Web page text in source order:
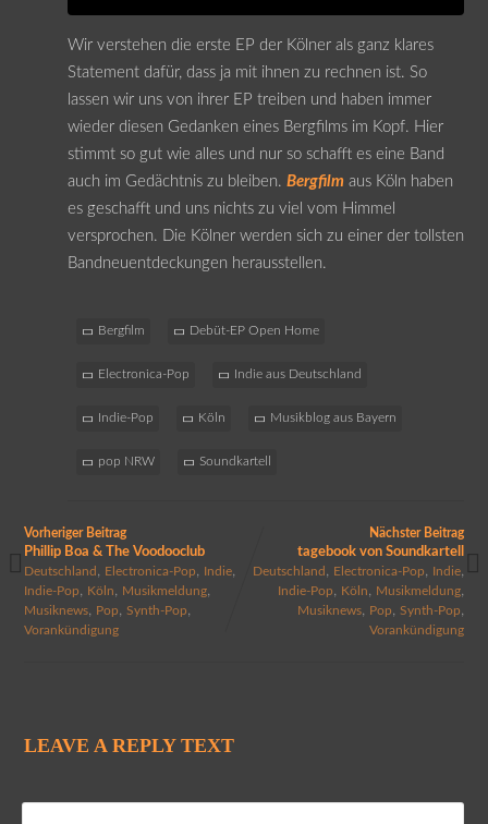
Wir verstehen die erste EP der Kölner als ganz klares
Statement dafür, dass ja mit ihnen zu rechnen ist. So
lassen wir uns von ihrer EP treiben und haben immer
wieder diesen Gedanken eines Bergfilms im Kopf. Hier
stimmt so gut wie alles und nur so schafft es eine Band
auch im Gedächtnis zu bleiben. Bergfilm aus Köln haben
es geschafft und uns nichts zu viel vom Himmel
versprochen. Die Kölner werden sich zu einer der tollsten
Bandneuentdeckungen herausstellen.
Bergfilm Debüt-EP Open Home
Electronica-Pop Indie aus Deutschland
Indie-Pop Köln Musikblog aus Bayern
pop NRW Soundkartell
Vorheriger Beitrag
Phillip Boa & The Voodooclub
Deutschland Electronica-Pop Indie,
Indie-Pop Köln Musikmeldung,
Musiknews, Pop Synth-Pop
Vorankündigung
Nächster Beitrag
tagebook von Soundkartell
Deutschland Electronica-Pop Indie
Indie-Pop Köln Musikmeldung
Musiknews Pop ,Synth-Pop
Vorankündigung
LEAVE A REPLY TEXT